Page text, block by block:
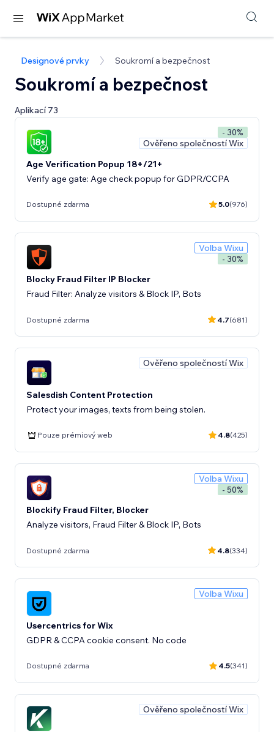
Designové prvky Soukromí a bezpečnost
Soukromí a bezpečnost
Aplikací 73
- 30%
Ověřeno společností Wix
Age Verification Popup 18+/21+
Verify age gate: Age check popup for GDPR/CCPA
Dostupné zdarma 5.0(976)
Volba Wixu
- 30%
Blocky Fraud Filter IP Blocker
Fraud Filter: Analyze visitors & Block IP, Bots
Dostupné zdarma 4.7(681)
Ověřeno společností Wix
Salesdish Content Protection
Protect your images, texts from being stolen.
Pouze prémiový web 4.8(425)
Volba Wixu
- 50%
Blockify Fraud Filter, Blocker
Analyze visitors, Fraud Filter & Block IP, Bots
Dostupné zdarma 4.8(334)
Volba Wixu
Usercentrics for Wix
GDPR & CCPA cookie consent. No code
Dostupné zdarma 4.5(341)
Ověřeno společností Wix